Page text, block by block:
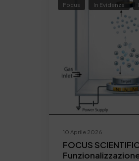
10 Aprile 2026
Focus In Evidenza
FOCUS